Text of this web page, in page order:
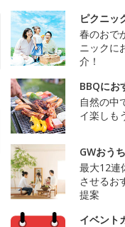
ピクニッ
春のおで
ニックに
介！
BBQにお
自然の中
イ楽しも
GWおう
最大12連
させるお
提案
イベント